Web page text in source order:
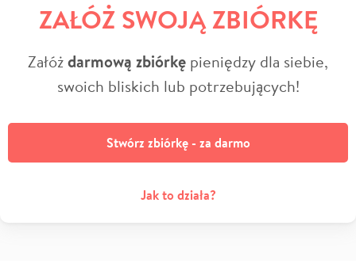
ZAŁÓŻ SWOJĄ ZBIÓRKĘ
Załóżdarmową zbiórkę pieniędzy dla siebie,
swoich bliskich lub potrzebujących!
Stwórz zbiórkę - za darmo
Jak to działa?